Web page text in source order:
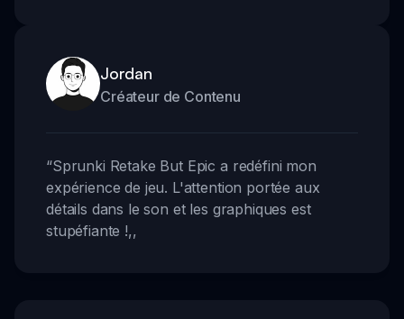
Jordan
Créateur de Contenu
“Sprunki Retake But Epic a redéfini mon
expérience de jeu. L'attention portée aux
détails dans le son et les graphiques est
stupéfiante !,,